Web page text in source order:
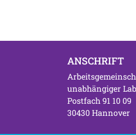
ANSCHRIFT
unabhängiger
Postfach 91 10 09
30430 Hannover